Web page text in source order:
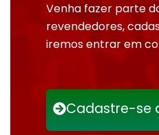
Venha fazer parte
revendedores,
iremos entrar em
Cadastre-se